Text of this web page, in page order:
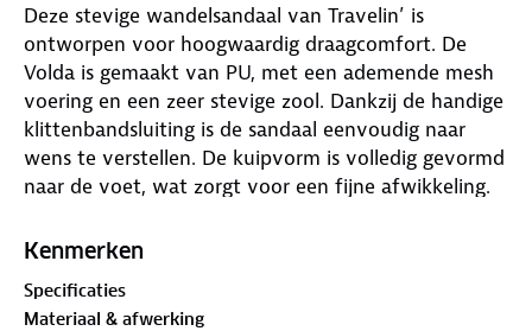
Deze stevige wandelsandaal van Travelin’ is
ontworpen voor hoogwaardig draagcomfort. De
Volda is gemaakt van PU, met een ademende mesh
voering en een zeer stevige zool. Dankzij de handige
klittenbandsluiting is de sandaal eenvoudig naar
wens te verstellen. De kuipvorm is volledig gevormd
naar de voet, wat zorgt voor een fijne afwikkeling.
behandeling die voorkomt dat luchtjes in de sandaal
gaat daarmee gemakkelijk mee de koffer in!
Kenmerken
Specificaties
Materiaal & afwerking